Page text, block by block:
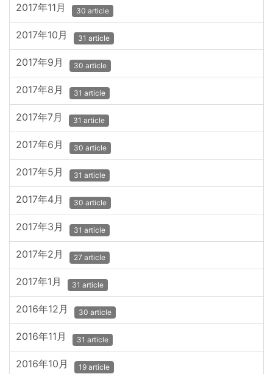
2017年11月 30 article
2017年10月 31 article
2017年9月 30 article
2017年8月 31 article
2017年7月 31 article
2017年6月 30 article
2017年5月 31 article
2017年4月 30 article
2017年3月 31 article
2017年2月 27 article
2017年1月 31 article
2016年12月 30 article
2016年11月 31 article
2016年10月 19 article